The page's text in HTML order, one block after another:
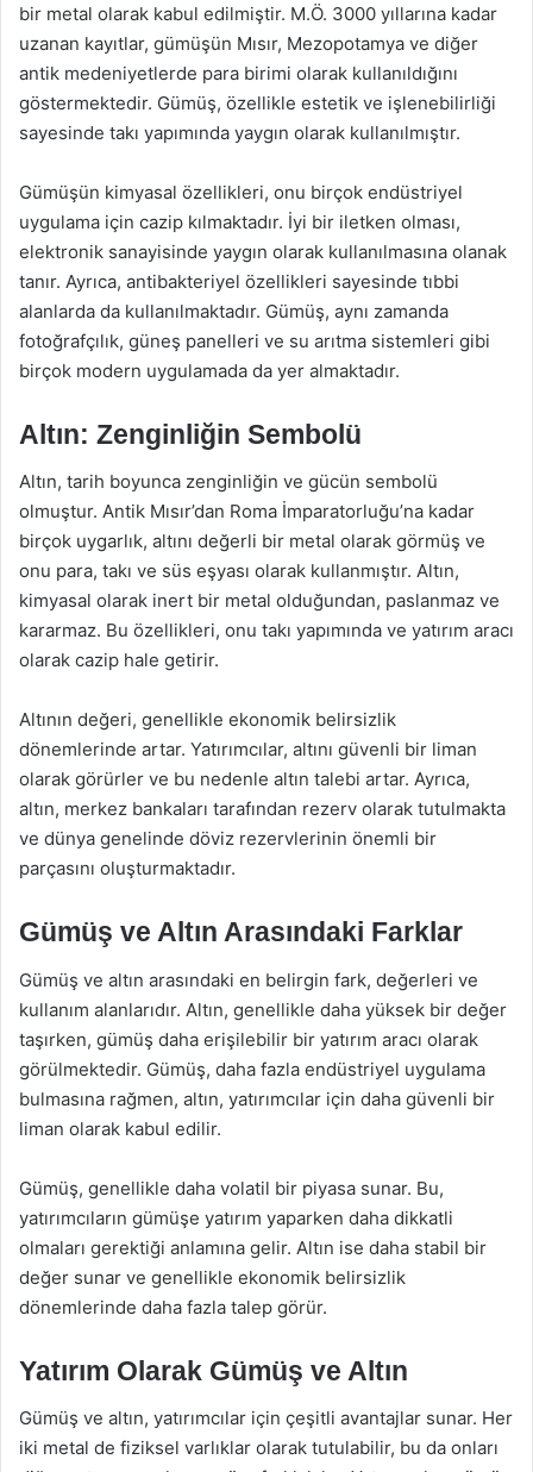
bir metal olarak kabul edilmiştir. M.Ö. 3000 yıllarına kadar
uzanan kayıtlar, gümüşün Mısır, Mezopotamya ve diğer
antik medeniyetlerde para birimi olarak kullanıldığını
göstermektedir. Gümüş, özellikle estetik ve işlenebilirliği
sayesinde takı yapımında yaygın olarak kullanılmıştır.
Gümüşün kimyasal özellikleri, onu birçok endüstriyel
uygulama için cazip kılmaktadır. İyi bir iletken olması,
elektronik sanayisinde yaygın olarak kullanılmasına olanak
tanır. Ayrıca, antibakteriyel özellikleri sayesinde tıbbi
alanlarda da kullanılmaktadır. Gümüş, aynı zamanda
fotoğrafçılık, güneş panelleri ve su arıtma sistemleri gibi
birçok modern uygulamada da yer almaktadır.
Altın: Zenginliğin Sembolü
Altın, tarih boyunca zenginliğin ve gücün sembolü
olmuştur. Antik Mısır’dan Roma İmparatorluğu’na kadar
birçok uygarlık, altını değerli bir metal olarak görmüş ve
onu para, takı ve süs eşyası olarak kullanmıştır. Altın,
kimyasal olarak inert bir metal olduğundan, paslanmaz ve
kararmaz. Bu özellikleri, onu takı yapımında ve yatırım aracı
olarak cazip hale getirir.
Altının değeri, genellikle ekonomik belirsizlik
dönemlerinde artar. Yatırımcılar, altını güvenli bir liman
olarak görürler ve bu nedenle altın talebi artar. Ayrıca,
altın, merkez bankaları tarafından rezerv olarak tutulmakta
ve dünya genelinde döviz rezervlerinin önemli bir
parçasını oluşturmaktadır.
Gümüş ve Altın Arasındaki Farklar
Gümüş ve altın arasındaki en belirgin fark, değerleri ve
kullanım alanlarıdır. Altın, genellikle daha yüksek bir değer
taşırken, gümüş daha erişilebilir bir yatırım aracı olarak
görülmektedir. Gümüş, daha fazla endüstriyel uygulama
bulmasına rağmen, altın, yatırımcılar için daha güvenli bir
liman olarak kabul edilir.
Gümüş, genellikle daha volatil bir piyasa sunar. Bu,
yatırımcıların gümüşe yatırım yaparken daha dikkatli
olmaları gerektiği anlamına gelir. Altın ise daha stabil bir
değer sunar ve genellikle ekonomik belirsizlik
dönemlerinde daha fazla talep görür.
Yatırım Olarak Gümüş ve Altın
Gümüş ve altın, yatırımcılar için çeşitli avantajlar sunar. Her
iki metal de fiziksel varlıklar olarak tutulabilir, bu da onları